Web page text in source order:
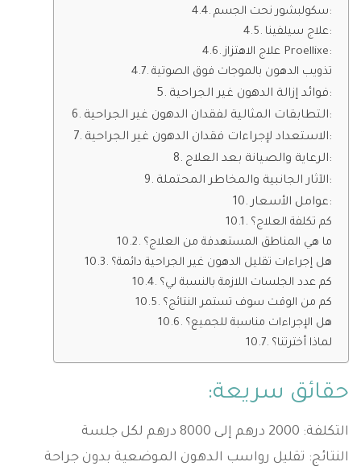
سكولبشور نحت الجسم:
علاج سيلفينا:
علاج الاهتزاز Proellixe:
تذويب الدهون بالموجات فوق الصوتية
فوائد إزالة الدهون غير الجراحية:
التطابقات المثالية لفقدان الدهون غير الجراحية:
الاستعداد لإجراءات فقدان الدهون غير الجراحية:
الرعاية والصيانة بعد العلاج:
الآثار الجانبية والمخاطر المحتملة:
عوامل الأسعار:
كم تكلفة العلاج؟
ما هي المناطق المستهدفة من العلاج؟
هل إجراءات تقليل الدهون غير الجراحية دائمة؟
كم عدد الجلسات اللازمة بالنسبة لي؟
كم من الوقت سوف تستمر النتائج؟
هل الإجراءات مناسبة للجميع؟
لماذا أخترتنا؟
حقائق سريعة:
التكلفة: 2000 درهم إلى 8000 درهم لكل جلسة
النتائج: تقليل رواسب الدهون الموضعية بدون جراحة